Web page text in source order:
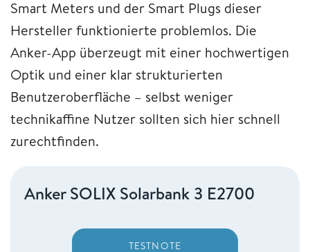
Smart Meters und der Smart Plugs dieser
Hersteller funktionierte problemlos. Die
Anker-App überzeugt mit einer hochwertigen
Optik und einer klar strukturierten
Benutzeroberfläche – selbst weniger
technikaffine Nutzer sollten sich hier schnell
zurechtfinden.
Anker SOLIX Solarbank 3 E2700
TESTNOTE